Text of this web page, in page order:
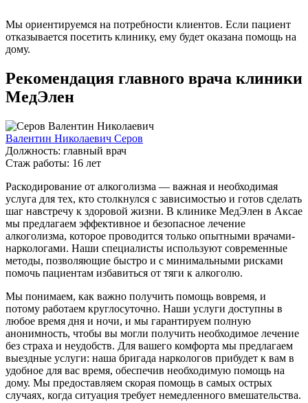
Мы ориентируемся на потребности клиентов. Если пациент
отказывается посетить клинику, ему будет оказана помощь на
дому.
Рекомендация главного врача клиники
МедЭлен
Валентин Николаевич Серов
Должность: главный врач
Cтаж работы: 16 лет
Раскодирование от алкоголизма — важная и необходимая
услуга для тех, кто столкнулся с зависимостью и готов сделать
шаг навстречу к здоровой жизни. В клинике МедЭлен в Аксае
мы предлагаем эффективное и безопасное лечение
алкоголизма, которое проводится только опытными врачами-
наркологами. Наши специалисты используют современные
методы, позволяющие быстро и с минимальными рисками
помочь пациентам избавиться от тяги к алкоголю.
Мы понимаем, как важно получить помощь вовремя, и
потому работаем круглосуточно. Наши услуги доступны в
любое время дня и ночи, и мы гарантируем полную
анонимность, чтобы вы могли получить необходимое лечение
без страха и неудобств. Для вашего комфорта мы предлагаем
выездные услуги: наша бригада наркологов прибудет к вам в
удобное для вас время, обеспечив необходимую помощь на
дому. Мы предоставляем скорая помощь в самых острых
случаях, когда ситуация требует немедленного вмешательства.